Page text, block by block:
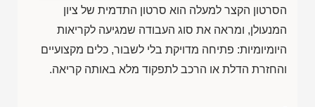
הסרטון הקצר למעלה הוא סרטון התדמית של ציון
המנעולן, ומראה את סוג העבודה שמגיעה לקריאות
היומיומיות: פתיחה מדויקת בלי לשבור, כלים מקצועיים
והחזרת הדלת או הרכב לתפקוד מלא באותה קריאה.